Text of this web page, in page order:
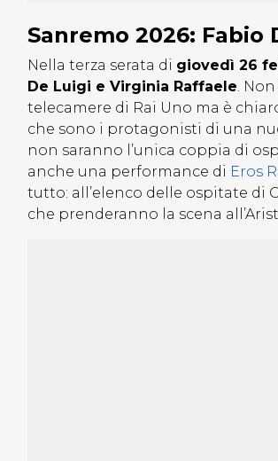
Sanremo 2026:
Nella terza serata di giovedì 26
De Luigi e Virginia Raffaele .
telecamere di Rai Uno ma è
che sono i protagonisti di una
non saranno l’unica coppia di
anche una performance di Eros
tutto: all’elenco delle ospitate di
che prenderanno la scena